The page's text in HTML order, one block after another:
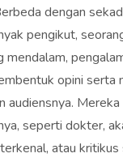
dengan
pengikut,
mendalam,
opini serta
audiensnya.
seperti dokter,
atau kritikus